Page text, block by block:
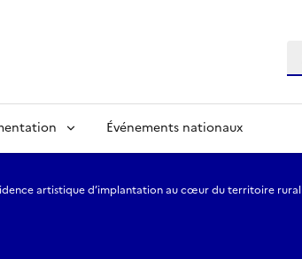
Événements nationaux
artistique d’implantation au cœur du territoire rural